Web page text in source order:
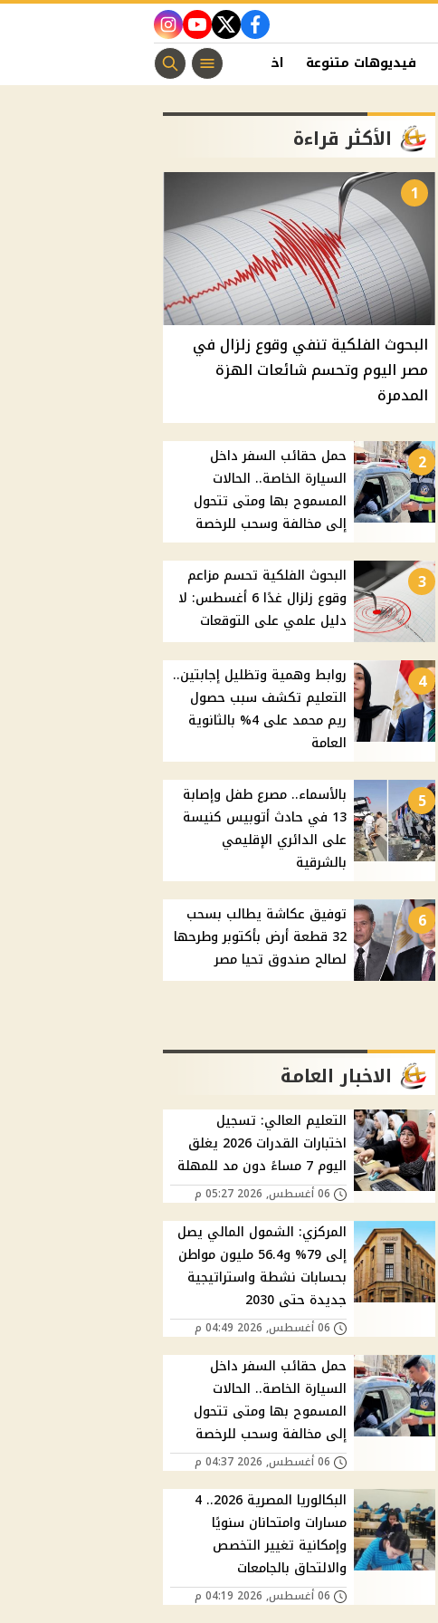
facebook
twitter
youtube
instagram
فيديوهات متنوعة اخبار الفن منوعات مسيحية
الأكثر قراءة
1
البحوث الفلكية تنفي وقوع زلزال في
مصر اليوم وتحسم شائعات الهزة
المدمرة
2
حمل حقائب السفر داخل
السيارة الخاصة.. الحالات
المسموح بها ومتى تتحول
إلى مخالفة وسحب للرخصة
3
البحوث الفلكية تحسم مزاعم
وقوع زلزال غدًا 6 أغسطس: لا
دليل علمي على التوقعات
4
روابط وهمية وتظليل إجابتين..
التعليم تكشف سبب حصول
ريم محمد على 4% بالثانوية
العامة
5
بالأسماء.. مصرع طفل وإصابة
13 في حادث أتوبيس كنيسة
على الدائري الإقليمي
بالشرقية
6
توفيق عكاشة يطالب بسحب
32 قطعة أرض بأكتوبر وطرحها
لصالح صندوق تحيا مصر
الاخبار العامة
التعليم العالي: تسجيل
اختبارات القدرات 2026 يغلق
اليوم 7 مساءً دون مد للمهلة
06 أغسطس, 2026 05:27 م
المركزي: الشمول المالي يصل
إلى 79% و56.4 مليون مواطن
بحسابات نشطة واستراتيجية
جديدة حتى 2030
06 أغسطس, 2026 04:49 م
حمل حقائب السفر داخل
السيارة الخاصة.. الحالات
المسموح بها ومتى تتحول
إلى مخالفة وسحب للرخصة
06 أغسطس, 2026 04:37 م
البكالوريا المصرية 2026.. 4
مسارات وامتحانان سنويًا
وإمكانية تغيير التخصص
والالتحاق بالجامعات
06 أغسطس, 2026 04:19 م